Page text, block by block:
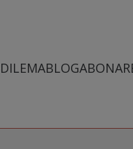
DILEMABLOG